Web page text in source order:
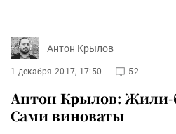
Антон Крылов
1 декабря 2017, 17:50 52
Антон Крылов:
Сами виноваты